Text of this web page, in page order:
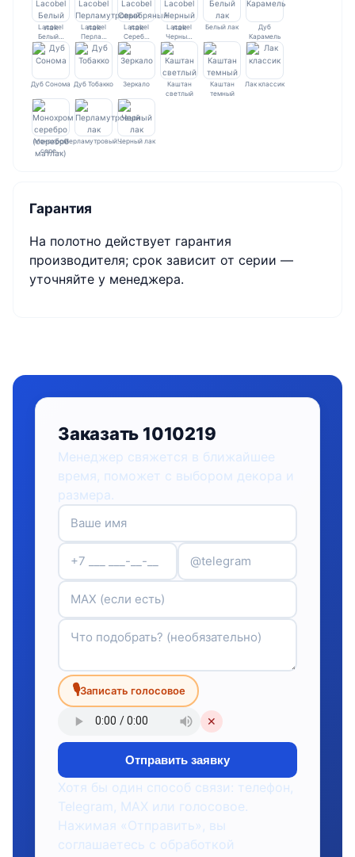
Lacobel
Белый…
Lacobel
Перла…
Lacobel
Сереб…
Lacobel
Черны…
Белый лак
Дуб
Карамель
Дуб Сонома Дуб Тобакко Зеркало
Каштан
светлый
Каштан
темный
Лак классик
Монохром
сере…
Перламутровый…Черный лак
Гарантия
На полотно действует гарантия
производителя; срок зависит от серии —
уточняйте у менеджера.
Заказать 1010219
Менеджер свяжется в ближайшее
время, поможет с выбором декора и
размера.
🎙Записать голосовое
✕
Отправить заявку
Хотя бы один способ связи: телефон,
Telegram, MAX или голосовое.
Нажимая «Отправить», вы
соглашаетесь с обработкой